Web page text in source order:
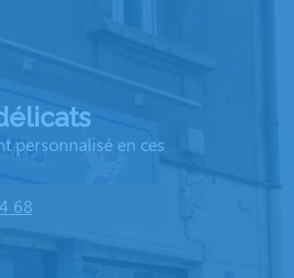
personnalisé en ces
68